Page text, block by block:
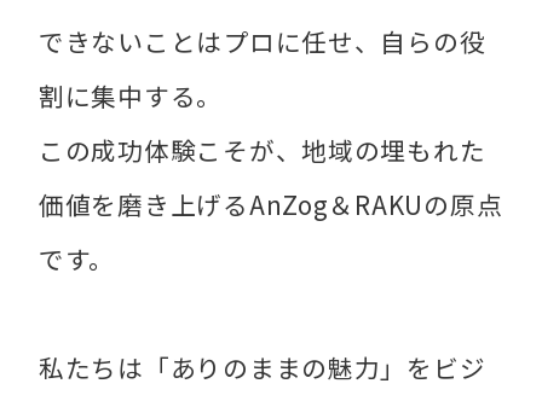
できないことはプロに任せ、自らの役
割に集中する。
この成功体験こそが、地域の埋もれた
価値を磨き上げるAnZog＆RAKUの原点
です。
私たちは「ありのままの魅力」をビジ